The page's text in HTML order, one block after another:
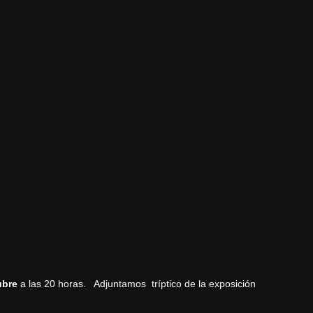
a las 20 horas. Adjuntamos tríptico de la exposición